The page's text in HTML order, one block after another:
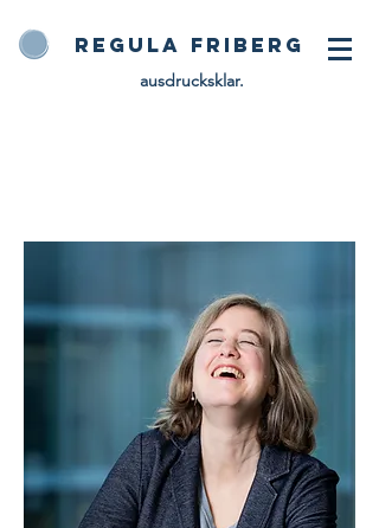
Regula Friberg
ausdrucksklar.